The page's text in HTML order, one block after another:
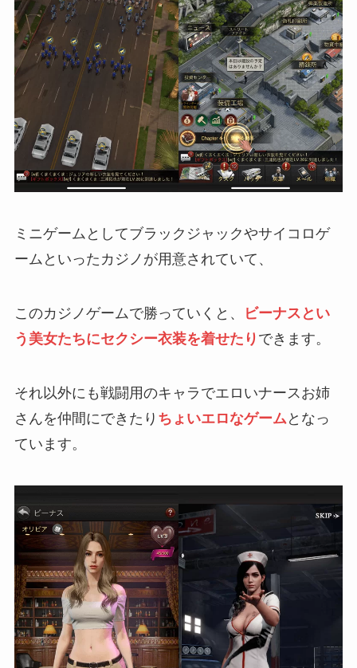
ミニゲームとしてブラックジャックやサイコロゲ
ームといったカジノが用意されていて、
このカジノゲームで勝っていくと、
ビーナスとい
う美女たちにセクシー衣装を着せたり できます。
それ以外にも戦闘用のキャラでエロいナースお姉
さんを仲間にできたり ちょいエロなゲーム となっ
ています。